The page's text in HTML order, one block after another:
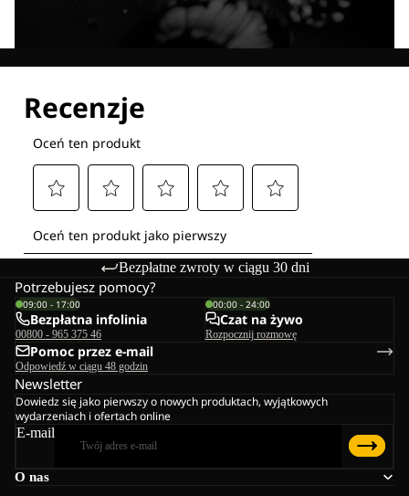
Bezpłatne zwroty w ciągu 30 dni
O nas
Potrzebujesz pomocy?
09:00 - 17:00
Bezpłatna infolinia
00800 - 965 375 46
00:00 - 24:00
Czat na żywo
Rozpocznij rozmowę
Pomoc przez e-mail
Odpowiedź w ciągu 48 godzin
Newsletter
Dowiedz się jako pierwszy o nowych produktach, wyjątkowych
wydarzeniach i ofertach online
E-mail